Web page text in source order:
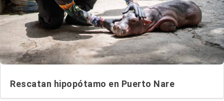
Rescatan hipopótamo en Puerto Nare